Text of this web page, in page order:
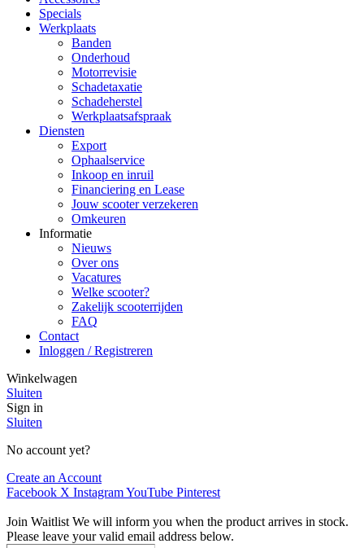
Specials
Werkplaats
Banden
Onderhoud
Motorrevisie
Schadetaxatie
Schadeherstel
Werkplaatsafspraak
Diensten
Export
Ophaalservice
Inkoop en inruil
Financiering en Lease
Jouw scooter verzekeren
Omkeuren
Informatie
Nieuws
Over ons
Vacatures
Welke scooter?
Zakelijk scooterrijden
FAQ
Contact
Inloggen / Registreren
Winkelwagen
Sluiten
Sign in
Sluiten
No account yet?
Create an Account
Facebook X InstagramYouTube Pinterest
Join Waitlist We will inform you when the product arrives in stock.
Please leave your valid email address below.